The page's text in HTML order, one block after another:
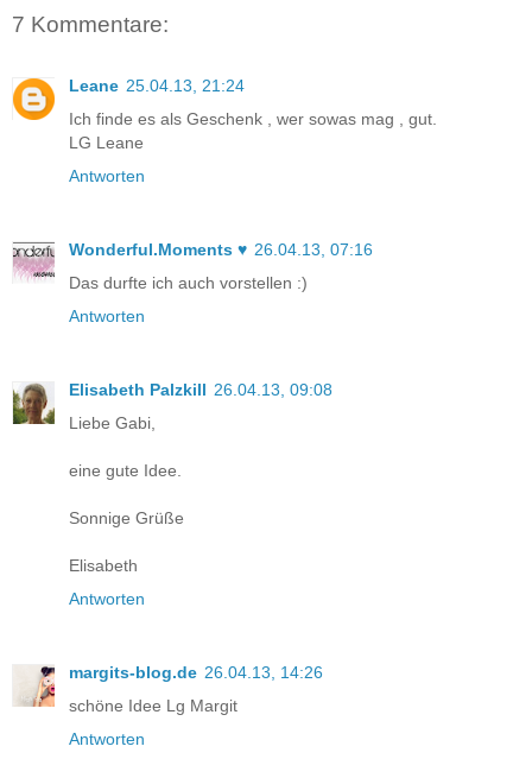
7 Kommentare:
Leane 25.04.13, 21:24
Ich finde es als Geschenk , wer sowas mag , gut.
LG Leane
Antworten
Wonderful.Moments ♥ 26.04.13, 07:16
Das durfte ich auch vorstellen :)
Antworten
Elisabeth Palzkill 26.04.13, 09:08
Liebe Gabi,
eine gute Idee.
Sonnige Grüße
Elisabeth
Antworten
margits-blog.de 26.04.13, 14:26
schöne Idee Lg Margit
Antworten